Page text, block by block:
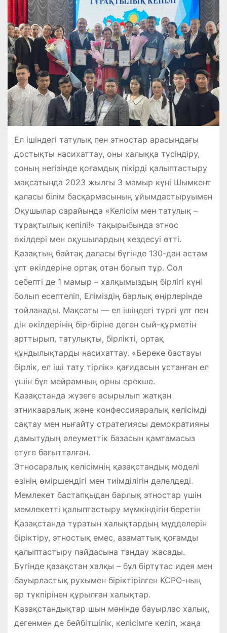
Ел ішіндегі татулық пен этностар арасындағы
достықты насихаттау, оны халыққа түсіндіру,
соның негізінде қоғамдық пікірді қалыптастыру
мақсатында 2023 жылғы 3 мамыр күні Шымкент
қаласы білім басқармасының ұйымдастыруымен
Оқушылар сарайында «Келісім мен татулық –
тұрақтылық кепілі!» тақырыбында этнос
өкілдері мен оқушылардың кездесуі өтті.
Қазақтың байтақ даласы бүгінде 130-дан астам
ұлт өкілдеріне ортақ отан болып тұр. Сол
себепті де 1 мамыр – халқымыздың бірлігі күні
болып есептеліп, Еліміздің барлық өңірлерінде
тойланады. Мақсаты — ел ішіндегі түрлі ұлт пен
дін өкілдерінің бір-біріне деген сый-құрметін
арттырып, татулықты, бірлікті, ортақ
құндылықтарды насихаттау. «Береке бастауы
бірлік, ел іші тату тірлік» қағидасын ұстанған ел
үшін бұл мейрамның орны ерекше.
Қазақстанда жүзеге асырылып жатқан
этникааралық және конфессияаралық келісімді
сақтау мен нығайту стратегиясы демократияны
дамытудың әлеуметтік базасын қамтамасыз
етуге бағытталған.
Этносаралық келісімнің қазақстандық моделі
өзінің өміршеңдігі мен тиімділігін дәлелдеді.
Мемлекет бастапқыдан барлық этностар үшін
мемлекетті қалыптастыру мүмкіндігін беретін
Қазақстанда тұратын халықтардың мүдделерін
біріктіру, этностық емес, азаматтық қоғамды
қалыптастыру пайдасына таңдау жасады.
Бүгінде қазақстан халқы – бұл біртұтас идея мен
бауырластық рухымен біріктірілген КСРО-ның
әр түкпірінен құрылған халықтар.
Қазақстандықтар шын мәнінде бауырлас халық,
дегенмен де бейбітшілік, келісімге келіп, жаңа